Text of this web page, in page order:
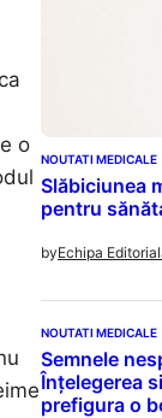
o
NOUTATI MEDICALE
Slăbiciunea
pentru
byEchipa
NOUTATI MEDICALE
Semnele
Înțelegerea
prefigura o